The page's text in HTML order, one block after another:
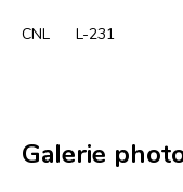
CNL L-231
Galerie